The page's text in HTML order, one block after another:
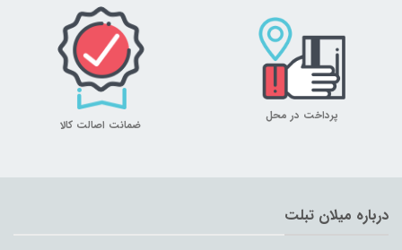
پرداخت در محل
ضمانت اصالت کالا
درباره میلان تبلت